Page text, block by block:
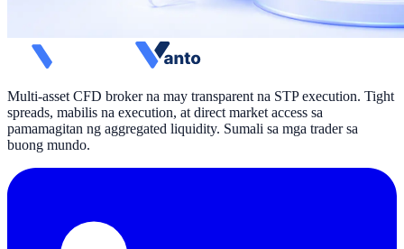
Multi-asset CFD broker na may transparent na STP execution. Tight
spreads, mabilis na execution, at direct market access sa
pamamagitan ng aggregated liquidity. Sumali sa mga trader sa
buong mundo.